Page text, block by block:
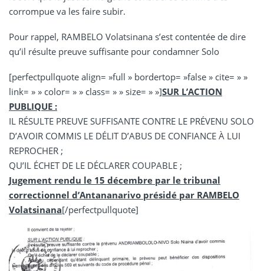
corrompue va les faire subir.
Pour rappel, RAMBELO Volatsinana s’est contentée de dire
qu’il résulte preuve suffisante pour condamner Solo
[perfectpullquote align= »full » bordertop= »false » cite= » »
link= » » color= » » class= » » size= » »]SUR L’ACTION
PUBLIQUE :
IL RÉSULTE PREUVE SUFFISANTE CONTRE LE PRÉVENU SOLO
D’AVOIR COMMIS LE DÉLIT D’ABUS DE CONFIANCE À LUI
REPROCHER ;
QU’IL ÉCHET DE LE DÉCLARER COUPABLE ;
Jugement rendu le 15 décembre par le tribunal
correctionnel d’Antananarivo présidé par RAMBELO
Volatsinana[/perfectpullquote]